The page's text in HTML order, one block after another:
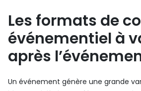
Les formats de
événementiel à
après
Un événement génère une grande